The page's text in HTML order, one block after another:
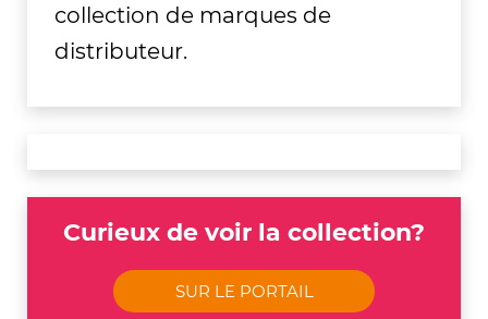
collection de marques de
distributeur.
Curieux de voir la collection?
SUR LE PORTAIL